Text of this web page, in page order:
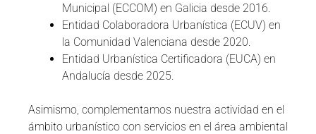
Municipal (ECCOM) en Galicia desde 2016.
Entidad Colaboradora Urbanística (ECUV) en
la Comunidad Valenciana desde 2020.
Entidad Urbanística Certificadora (EUCA) en
Andalucía desde 2025.
Asimismo, complementamos nuestra actividad en el
ámbito urbanístico con servicios en el área ambiental